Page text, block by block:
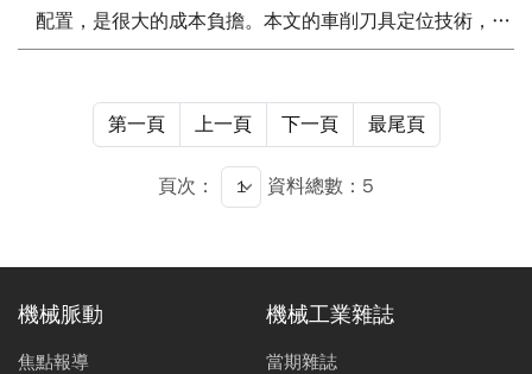
A-axis）。結果顯示，本系統能有效預測與補償空間誤
差，縮短調機時間，實現精度調校標準化與數據化，助國
配置，是很大的成本負擔。本文的車削刀具定位技術，是
基於切削過程產生熱能的物理現象，利用控制器在待測定
感測器進行切削區域的熱溫升偵測作為刀尖與工件接觸的
判定依據，最佳定位精度為控制器最小移動量。在本技術
中，熱影像感測器採用便攜式設計，一般使用者可自行安
裝校正，並且輕易的移至其它機台使用，具備低設備成
第一頁 上一頁 下一頁 最尾頁
頁次： 資料總數：5
機械脈動
焦點報導
機械工業雜誌
當期雜誌